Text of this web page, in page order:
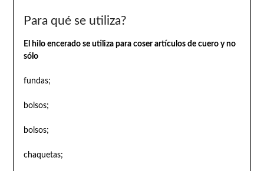
Para qué se utiliza?
El hilo encerado se utiliza para coser artículos de cuero y no
sólo
fundas;
bolsos;
bolsos;
chaquetas;